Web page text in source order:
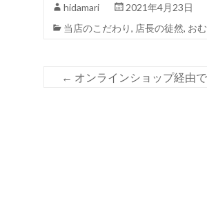
o
o
hidamari
2021年4月23日
当店のこだわり, 店長の徒然, お
← オンラインショップ経由